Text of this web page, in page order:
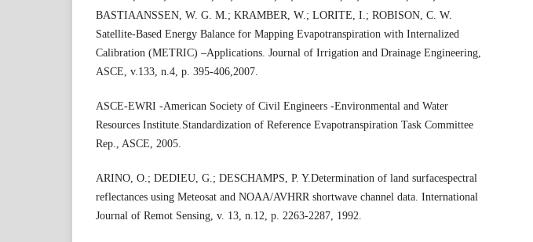
BASTIAANSSEN, W. G. M.; KRAMBER, W.; LORITE, I.; ROBISON, C. W.
Satellite-Based Energy Balance for Mapping Evapotranspiration with Internalized
Calibration (METRIC) –Applications. Journal of Irrigation and Drainage Engineering,
ASCE, v.133, n.4, p. 395-406,2007.
ASCE-EWRI -American Society of Civil Engineers -Environmental and Water
Resources Institute.Standardization of Reference Evapotranspiration Task Committee
Rep., ASCE, 2005.
ARINO, O.; DEDIEU, G.; DESCHAMPS, P. Y.Determination of land surfacespectral
reflectances using Meteosat and NOAA/AVHRR shortwave channel data. International
Journal of Remot Sensing, v. 13, n.12, p. 2263-2287, 1992.